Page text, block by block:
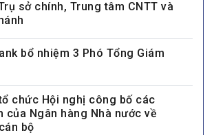
sở chính, Trung tâm CNTT và
bổ nhiệm 3 Phó Tổng Giám
chức Hội nghị công bố các
của Ngân hàng Nhà nước về
bộ